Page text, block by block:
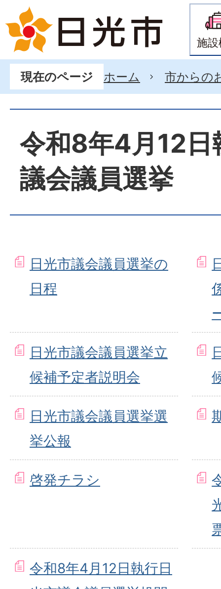
施
現在のページ ホーム 市からの
令和8年4月12日
議会議員選挙
日光市議会議員選挙の
日程
日光市議会議員選挙立
候補予定者説明会
日光市議会議員選挙選
挙公報
啓発チラシ
令和8年4月12日執行日